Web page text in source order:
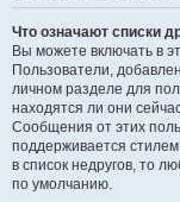
Что означают списки
Вы можете включать в
Пользователи,
личном разделе для
находятся ли они
Сообщения от этих
поддерживается
в список недругов, то
по умолчанию.